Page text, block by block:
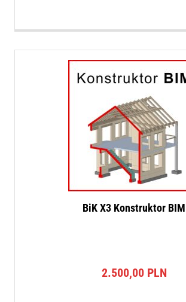
BiK X3 Konstruktor BIM
2.500,00 PLN